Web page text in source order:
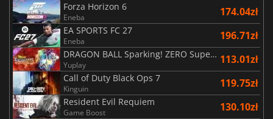
Forza Horizon 6
Eneba 174.04zł
EA SPORTS FC 27
Eneba 196.71zł
DRAGON BALL Sparking! ZERO Super Limit Breaking NEO
Yuplay 113.01zł
Call of Duty Black Ops 7
Kinguin 119.75zł
Resident Evil Requiem
Game Boost 130.10zł